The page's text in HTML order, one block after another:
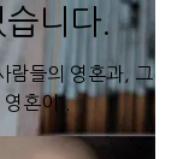
니다.
람들의 영혼과, 그
영혼이..